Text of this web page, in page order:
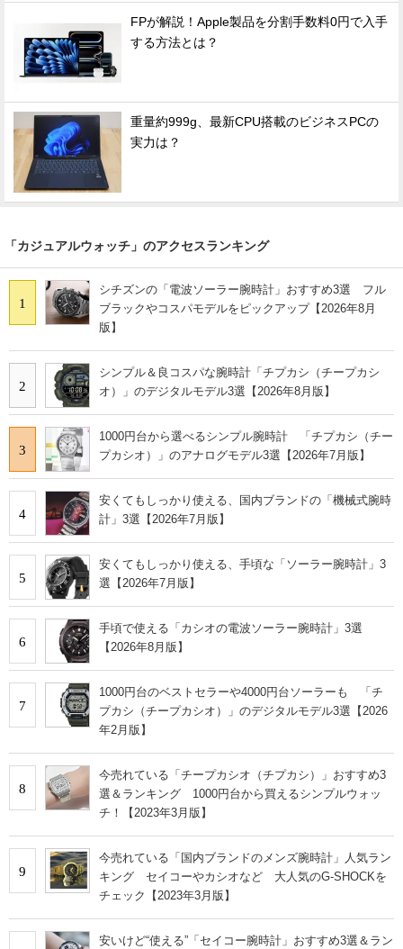
FPが解説！Apple製品を分割手数料0円で入手
する方法とは？
重量約999g、最新CPU搭載のビジネスPCの
実力は？
「カジュアルウォッチ」のアクセスランキング
1
シチズンの「電波ソーラー腕時計」おすすめ3選 フル
ブラックやコスパモデルをピックアップ【2026年8月
版】
2
シンプル＆良コスパな腕時計「チプカシ（チープカシ
オ）」のデジタルモデル3選【2026年8月版】
3
1000円台から選べるシンプル腕時計 「チプカシ（チー
プカシオ）」のアナログモデル3選【2026年7月版】
4
安くてもしっかり使える、国内ブランドの「機械式腕時
計」3選【2026年7月版】
5
安くてもしっかり使える、手頃な「ソーラー腕時計」3
選【2026年7月版】
6
手頃で使える「カシオの電波ソーラー腕時計」3選
【2026年8月版】
7
1000円台のベストセラーや4000円台ソーラーも 「チ
プカシ（チープカシオ）」のデジタルモデル3選【2026
年2月版】
8
今売れている「チープカシオ（チプカシ）」おすすめ3
選＆ランキング 1000円台から買えるシンプルウォッ
チ！【2023年3月版】
9
今売れている「国内ブランドのメンズ腕時計」人気ラン
キング セイコーやカシオなど 大人気のG-SHOCKを
チェック【2023年3月版】
安いけど“使える”「セイコー腕時計」おすすめ3選＆ラン